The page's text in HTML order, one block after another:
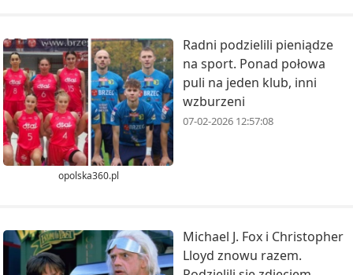
opolska360.pl
Radni podzielili pieniądze
na sport. Ponad połowa
puli na jeden klub, inni
wzburzeni
07-02-2026 12:57:08
Michael J. Fox i Christopher
Lloyd znowu razem.